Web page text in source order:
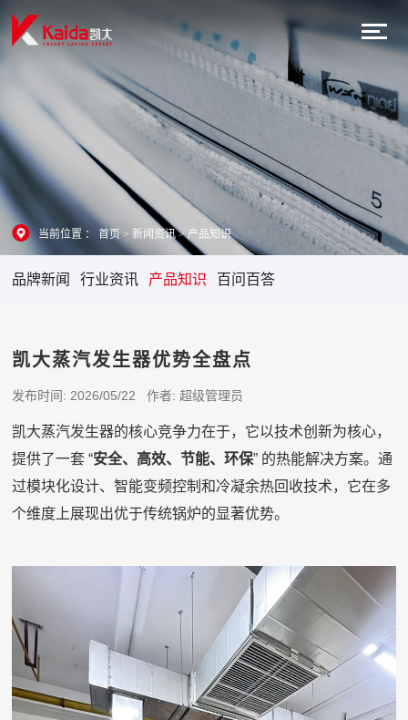
当前位置 ：首页>新闻资讯>产品知识
品牌新闻 行业资讯 产品知识 百问百答
凯大蒸汽发生器优势全盘点
发布时间: 2026/05/22 作者: 超级管理员
凯大蒸汽发生器的核心竞争力在于，它以技术创新为核心，
提供了一套 “安全、高效、节能、环保” 的热能解决方案。通
过模块化设计、智能变频控制和冷凝余热回收技术，它在多
个维度上展现出优于传统锅炉的显著优势。